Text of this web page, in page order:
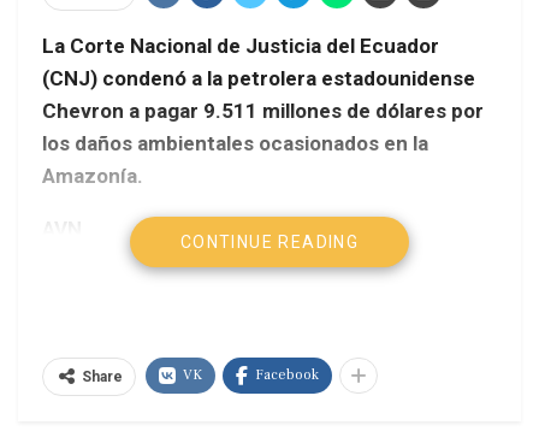
La Corte Nacional de Justicia del Ecuador
(CNJ) condenó a la petrolera estadounidense
Chevron a pagar 9.511 millones de dólares por
los daños ambientales ocasionados en la
Amazonía.
La sentencia ratifica el fallo emitido por la Corte
afectados por la contaminación ambiental que,
CONTINUE READING
Share VK Facebook